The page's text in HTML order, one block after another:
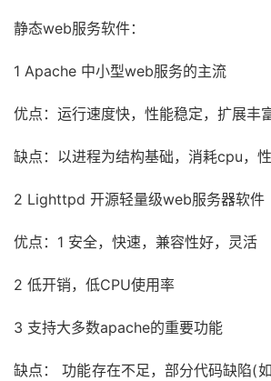
静态web服务软件：
1 Apache 中小型web服务的主流
优点：运行速度快，性能稳定，扩展丰
缺点：以进程为结构基础，消耗cpu，
2 Lighttpd 开源轻量级web服务器软件
优点：1 安全，快速，兼容性好，灵活
2 低开销，低CPU使用率
3 支持大多数apache的重要功能
缺点： 功能存在不足，部分代码缺陷(